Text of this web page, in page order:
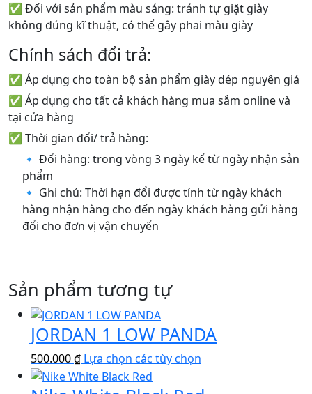
✅ Đối với sản phẩm màu sáng: tránh tự giặt giày
không đúng kĩ thuật, có thể gây phai màu giày
Chính sách đổi trả:
✅ Áp dụng cho toàn bộ sản phẩm giày dép nguyên giá
✅ Áp dụng cho tất cả khách hàng mua sắm online và
tại cửa hàng
✅ Thời gian đổi/ trả hàng:
🔹 Đổi hàng: trong vòng 3 ngày kể từ ngày nhận sản
phẩm
🔹 Ghi chú: Thời hạn đổi được tính từ ngày khách
hàng nhận hàng cho đến ngày khách hàng gửi hàng
đổi cho đơn vị vận chuyển
Sản phẩm tương tự
JORDAN 1 LOW PANDA
500.000₫ Lựa chọn các tùy chọn